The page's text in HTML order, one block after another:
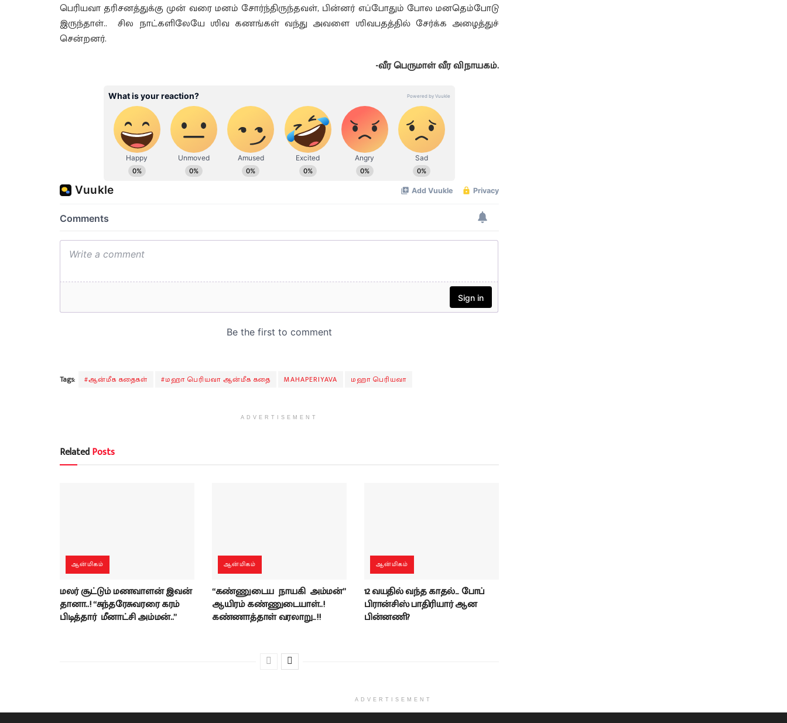
பெரியவா தரிசனத்துக்கு முன் வரை மனம் சோர்ந்திருந்தவள், பின்னர் எப்போதும் போல மனதெம்போடு
இருந்தாள்.. சில நாட்களிலேயே ஶிவ கணங்கள் வந்து அவளை ஶிவபதத்தில் சேர்க்க அழைத்துச்
சென்றனர்.
-வீர பெருமாள் வீர விநாயகம்.
Tags: #ஆன்மீக கதைகள் #மஹா பெரியவா ஆன்மீக கதை MAHAPERIYAVA மஹா பெரியவா
ADVERTISEMENT
RelatedPosts
ஆன்மிகம்
மலர் சூட்டும் மணவாளன் இவன்
தானா..! “சுந்தரேசுவரரை கரம்
பிடித்தார் மீனாட்சி அம்மன்..”
ஆன்மிகம்
“கண்ணுடைய நாயகி அம்மன்”
ஆயிரம் கண்ணுடையாள்..!
கண்ணாத்தாள் வரலாறு…!!
ஆன்மிகம்
12 வயதில் வந்த காதல்… போப்
பிரான்சிஸ் பாதிரியார் ஆன
பின்னணி?
ADVERTISEMENT